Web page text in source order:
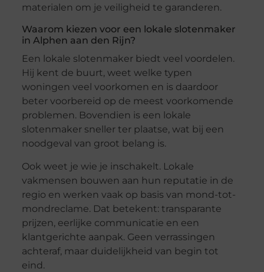
materialen om je veiligheid te garanderen.
Waarom kiezen voor een lokale slotenmaker
in Alphen aan den Rijn?
Een lokale slotenmaker biedt veel voordelen.
Hij kent de buurt, weet welke typen
woningen veel voorkomen en is daardoor
beter voorbereid op de meest voorkomende
problemen. Bovendien is een lokale
slotenmaker sneller ter plaatse, wat bij een
noodgeval van groot belang is.
Ook weet je wie je inschakelt. Lokale
vakmensen bouwen aan hun reputatie in de
regio en werken vaak op basis van mond-tot-
mondreclame. Dat betekent: transparante
prijzen, eerlijke communicatie en een
klantgerichte aanpak. Geen verrassingen
achteraf, maar duidelijkheid van begin tot
eind.